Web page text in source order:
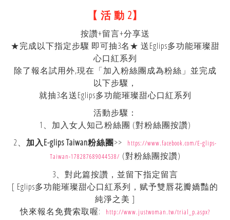
【 活 動 2】
按讚+留言+分享送
★完成以下指定步驟 即可抽3名★ 送Eglips多功能璀璨甜
心口紅系列
除了報名試用外,現在「加入粉絲團成為粉絲」並完成
以下步驟，
就抽3名送Eglips多功能璀璨甜心口紅系列
活動步驟：
1、加入女人知己粉絲團 (對粉絲團按讚)
2、 加入E-glips Taiwan粉絲團>>
https://www.facebook.com/E-glips-
Taiwan-178287689044538/ (對粉絲團按讚)
3、對此篇按讚，並留下指定留言
[ Eglips多功能璀璨甜心口紅系列，赋予雙唇花瓣嬌豔的
純淨之美 ]
快來報名免費索取喔:
http://www.justwoman.tw/trial_p.aspx?